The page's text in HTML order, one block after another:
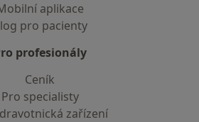
aplikace
pro pacienty
profesionály
Ceník
Pro specialisty
zařízení